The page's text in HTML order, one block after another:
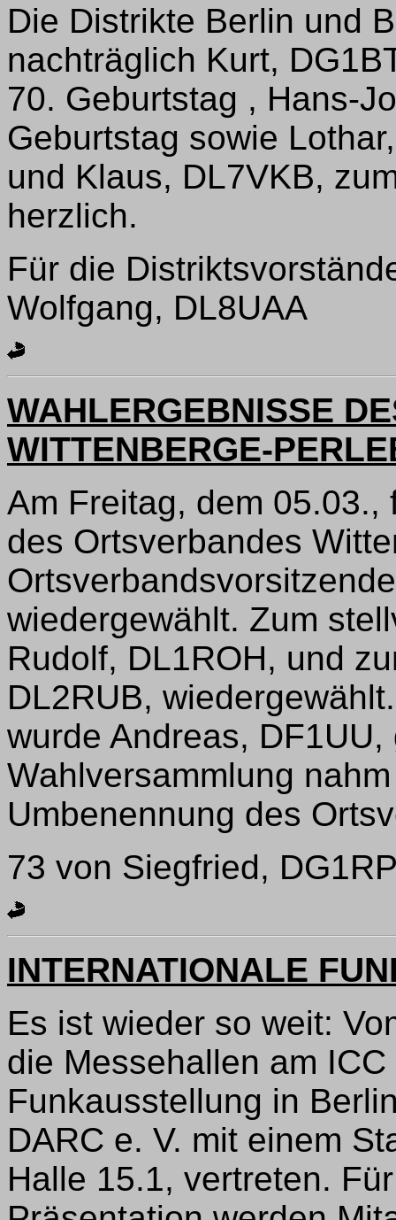
Die Distrikte Berlin und
nachträglich Kurt,
70. Geburtstag , Hans-
Geburtstag sowie
und Klaus, DL7VKB,
herzlich.
Für die
Wolfgang, DL8UAA
WAHLERGEBNISSE
WITTENBERGE-
Am Freitag, dem
des Ortsverbandes
wiedergewählt. Zum
Rudolf, DL1ROH, und
DL2RUB,
wurde Andreas,
Wahlversammlung
Umbenennung des
73 von Siegfried,
INTERNATIONALE
Es ist wieder so weit:
die Messehallen am
Funkausstellung in
DARC e. V. mit einem
Halle 15.1, vertreten.